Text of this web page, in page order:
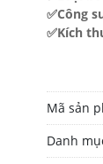
✅Công
✅Kích
Mã sản
Danh